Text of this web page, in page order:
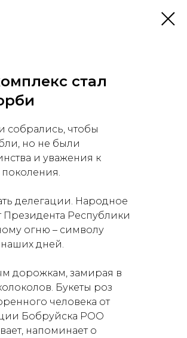
стал
собрались, чтобы
но не были
и уважения к
делегации. Народное
Президента Республики
огню – символу
дней.
дорожкам, замирая в
Букеты роз
человека от
Бобруйска РОО
напоминает о